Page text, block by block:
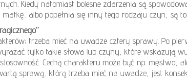
Kiedy natomiast bolesne zdarzenia są
albo popełnia się inny tego rodzaju czyn, są
trzeba mieć na uwadze cztery sprawy. Po
tylko takie słowa lub czyny, które wskazują
Cechą charakteru może być np. męstwo,
sprawą, którą trzeba mieć na uwadze, jest